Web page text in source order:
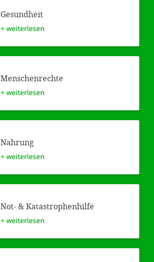
Gesundheit
+ weiterlesen
Menschen­rechte
+ weiterlesen
Nahrung
+ weiterlesen
Not- & Kata­strophen­hilfe
+ weiterlesen